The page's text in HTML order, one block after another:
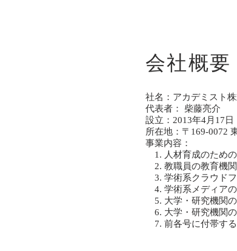
会社概要
社名：アカデミスト
代表者： 柴藤亮介
設立：2013年4月17日
所在地：〒169-0072
事業内容：
1. 人材育成のため
2. 教職員の教育機
3. 学術系クラウド
4. 学術系メディア
5. 大学・研究機関
6. 大学・研究機関
7. 前各号に付帯す